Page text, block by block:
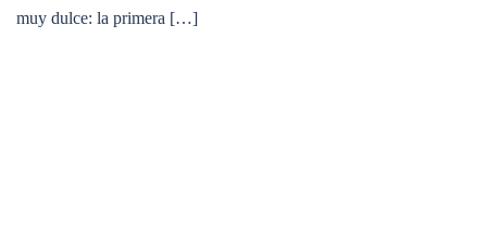
muy dulce: la primera […]